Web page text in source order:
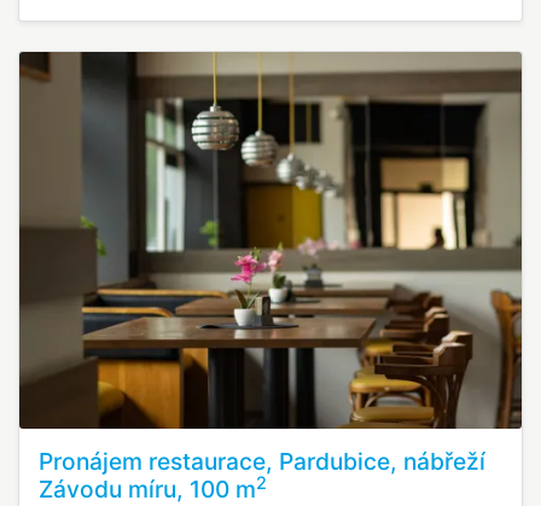
Pronájem restaurace, Pardubice, nábřeží
Závodu míru, 100 m2